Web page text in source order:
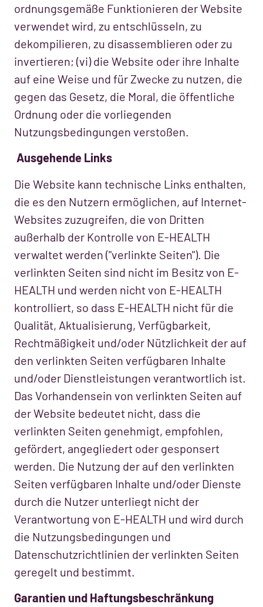
ordnungsgemäße Funktionieren der Website
verwendet wird, zu entschlüsseln, zu
dekompilieren, zu disassemblieren oder zu
invertieren; (vi) die Website oder ihre Inhalte
auf eine Weise und für Zwecke zu nutzen, die
gegen das Gesetz, die Moral, die öffentliche
Ordnung oder die vorliegenden
Nutzungsbedingungen verstoßen.
Ausgehende Links
Die Website kann technische Links enthalten,
die es den Nutzern ermöglichen, auf Internet-
Websites zuzugreifen, die von Dritten
außerhalb der Kontrolle von E-HEALTH
verwaltet werden ("verlinkte Seiten"). Die
verlinkten Seiten sind nicht im Besitz von E-
HEALTH und werden nicht von E-HEALTH
kontrolliert, so dass E-HEALTH nicht für die
Qualität, Aktualisierung, Verfügbarkeit,
Rechtmäßigkeit und/oder Nützlichkeit der auf
den verlinkten Seiten verfügbaren Inhalte
und/oder Dienstleistungen verantwortlich ist.
Das Vorhandensein von verlinkten Seiten auf
der Website bedeutet nicht, dass die
verlinkten Seiten genehmigt, empfohlen,
gefördert, angegliedert oder gesponsert
werden. Die Nutzung der auf den verlinkten
Seiten verfügbaren Inhalte und/oder Dienste
durch die Nutzer unterliegt nicht der
Verantwortung von E-HEALTH und wird durch
die Nutzungsbedingungen und
Datenschutzrichtlinien der verlinkten Seiten
geregelt und bestimmt.
Garantien und Haftungsbeschränkung